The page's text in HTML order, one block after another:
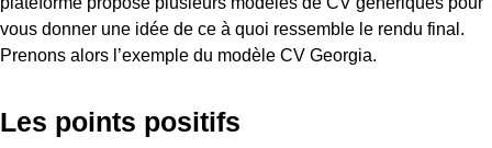
vous donner une idée de ce à quoi ressemble le rendu final.
Prenons alors l’exemple du modèle CV Georgia.
Les points positifs